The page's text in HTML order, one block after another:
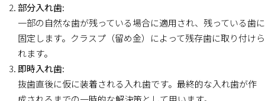
部分入れ歯:
一部の自然な歯が残っている場合に適用され、残っている歯に
固定します。クラスプ（留め金）によって残存歯に取り付けら
れます。
即時入れ歯:
抜歯直後に仮に装着される入れ歯です。最終的な入れ歯が作